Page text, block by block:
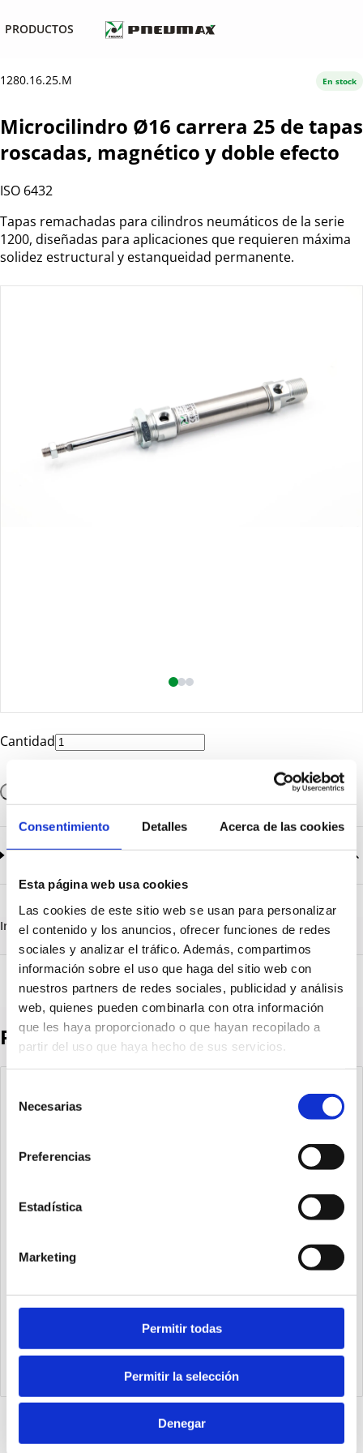
Consentimiento Detalles Acerca de las cookies
Esta página web usa cookies
Las cookies de este sitio web se usan para personalizar
el contenido y los anuncios, ofrecer funciones de redes
sociales y analizar el tráfico. Además, compartimos
información sobre el uso que haga del sitio web con
nuestros partners de redes sociales, publicidad y análisis
web, quienes pueden combinarla con otra información
que les haya proporcionado o que hayan recopilado a
partir del uso que haya hecho de sus servicios.
Necesarias
Preferencias
Estadística
Marketing
Permitir todas
Permitir la selección
Denegar
PRODUCTOS
1280.16.25.M
Microcilindro Ø16 carrera 25 de tapas
roscadas, magnético y doble efecto
ISO 6432
Tapas remachadas para cilindros neumáticos de la serie
1200, diseñadas para aplicaciones que requieren máxima
solidez estructural y estanqueidad permanente.
En stock
Cantidad
Documentación 2documentos disponibles
CatalogoGeneral-EN.pdf
Serie_1200_tapas_roscadas.pdf
Descargar
Información destacadaDetalles técnicos Vista 3D
Productos destacados
Cilindro Ecompact Ø25 carrera 20 versión vástago pasante
de acero inoxidable con rosca hembra, magnético y doble